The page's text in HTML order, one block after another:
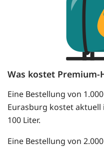
Was kostet Premium-
Eine Bestellung von
Eurasburg kostet
100 Liter.
Eine Bestellung von